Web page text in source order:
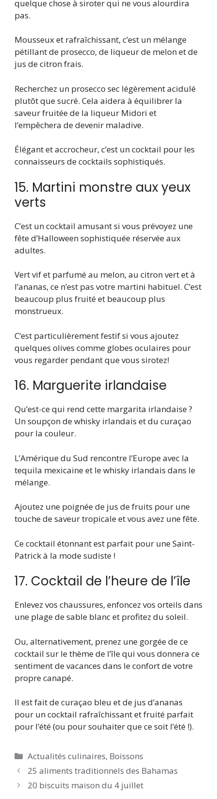
quelque chose à siroter qui ne vous alourdira
pas.
Mousseux et rafraîchissant, c’est un mélange
pétillant de prosecco, de liqueur de melon et de
jus de citron frais.
Recherchez un prosecco sec légèrement acidulé
plutôt que sucré. Cela aidera à équilibrer la
saveur fruitée de la liqueur Midori et
l’empêchera de devenir maladive.
Élégant et accrocheur, c’est un cocktail pour les
connaisseurs de cocktails sophistiqués.
15. Martini monstre aux yeux
verts
C’est un cocktail amusant si vous prévoyez une
fête d’Halloween sophistiquée réservée aux
adultes.
Vert vif et parfumé au melon, au citron vert et à
l’ananas, ce n’est pas votre martini habituel. C’est
beaucoup plus fruité et beaucoup plus
monstrueux.
C’est particulièrement festif si vous ajoutez
quelques olives comme globes oculaires pour
vous regarder pendant que vous sirotez!
16. Marguerite irlandaise
Qu’est-ce qui rend cette margarita irlandaise ?
Un soupçon de whisky irlandais et du curaçao
pour la couleur.
L’Amérique du Sud rencontre l’Europe avec la
tequila mexicaine et le whisky irlandais dans le
mélange.
Ajoutez une poignée de jus de fruits pour une
touche de saveur tropicale et vous avez une fête.
Ce cocktail étonnant est parfait pour une Saint-
Patrick à la mode sudiste !
17. Cocktail de l’heure de l’île
Enlevez vos chaussures, enfoncez vos orteils dans
une plage de sable blanc et profitez du soleil.
Ou, alternativement, prenez une gorgée de ce
cocktail sur le thème de l’île qui vous donnera ce
sentiment de vacances dans le confort de votre
propre canapé.
Il est fait de curaçao bleu et de jus d’ananas
pour un cocktail rafraîchissant et fruité parfait
pour l’été (ou pour souhaiter que ce soit l’été !).
Catégories
Actualités culinaires, Boissons
25 aliments traditionnels des Bahamas
20 biscuits maison du 4 juillet